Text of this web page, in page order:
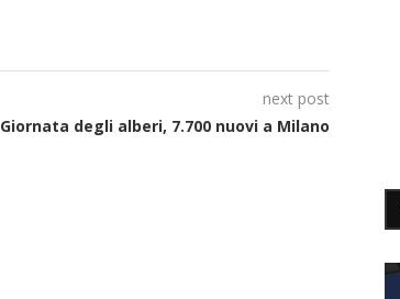
next post
Giornata degli alberi, 7.700 nuovi a Milano